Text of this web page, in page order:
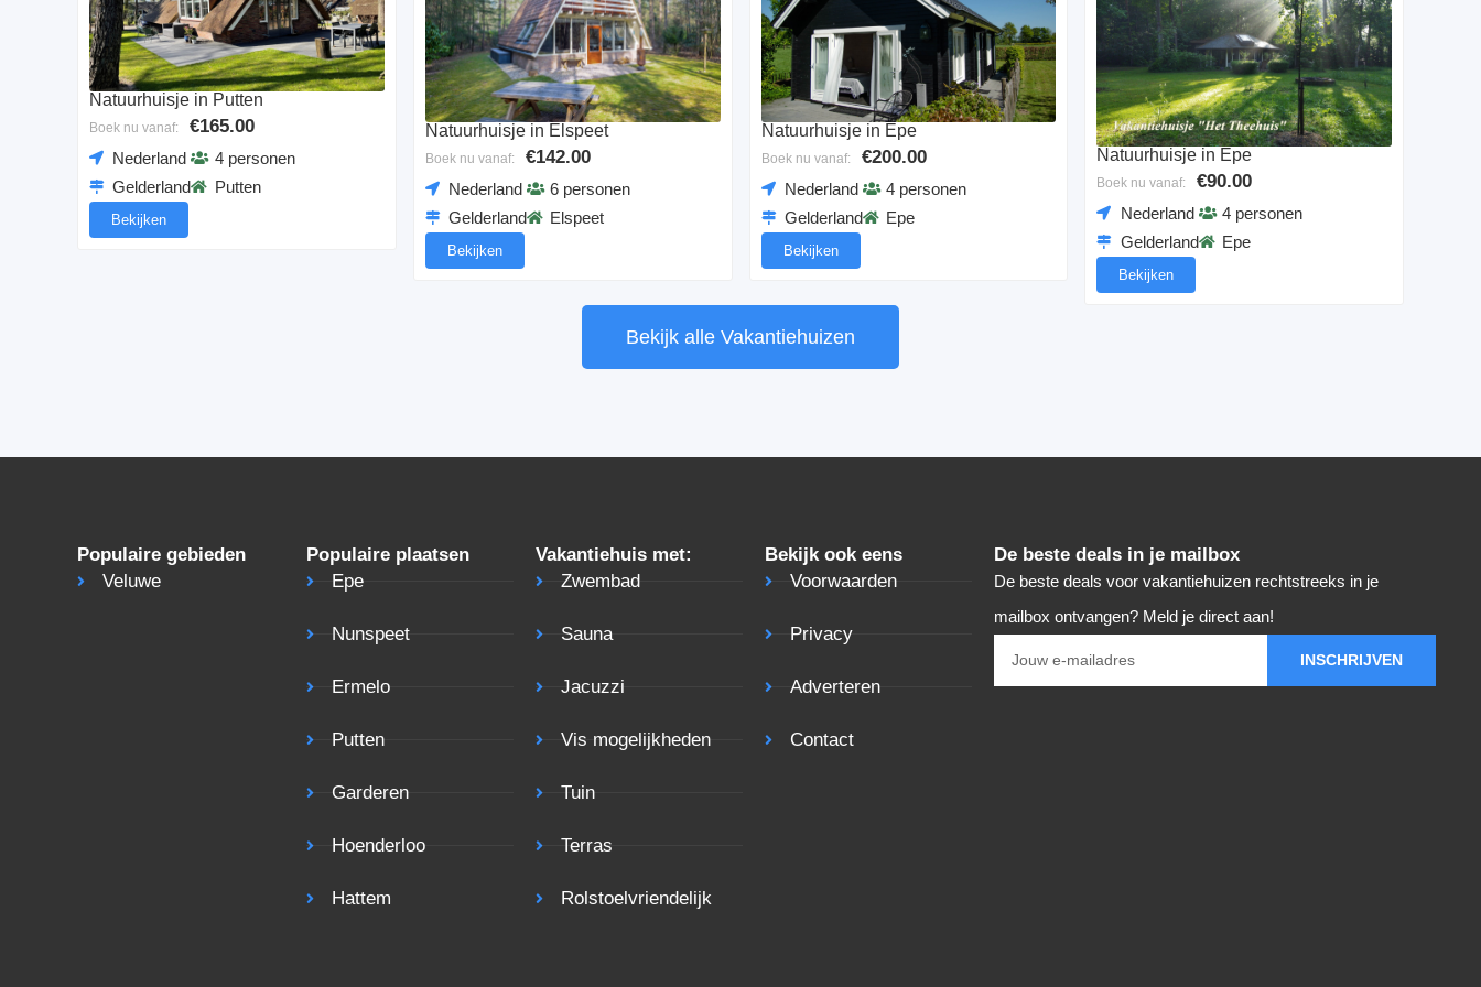
Natuurhuisje in Putten
Boek nu vanaf: €165.00
Nederland
Gelderland
4 personen
Putten
Bekijken
Natuurhuisje in Elspeet
Boek nu vanaf: €142.00
Nederland
Gelderland
6 personen
Elspeet
Bekijken
Natuurhuisje in Epe
Boek nu vanaf: €200.00
Nederland
Gelderland
4 personen
Epe
Bekijken
Natuurhuisje in Epe
Boek nu vanaf: €90.00
Nederland
Gelderland
4 personen
Epe
Bekijken
Bekijk alle Vakantiehuizen
Populaire gebieden
Veluwe
Populaire plaatsen
Epe
Nunspeet
Ermelo
Putten
Garderen
Hoenderloo
Hattem
Vakantiehuis met:
Zwembad
Sauna
Jacuzzi
Vis mogelijkheden
Tuin
Terras
Rolstoelvriendelijk
Bekijk ook eens
Voorwaarden
Privacy
Adverteren
Contact
De beste deals in je mailbox
De beste deals voor vakantiehuizen rechtstreeks in je
mailbox ontvangen? Meld je direct aan!
INSCHRIJVEN